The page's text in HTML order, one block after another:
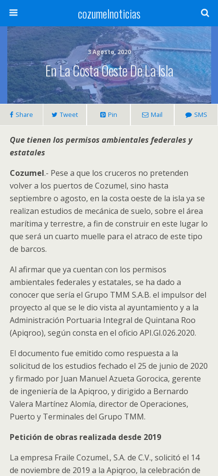
cozumelnoticias
3 Agosto, 2020
En La Costa Oeste De La Isla
Share Tweet Pin Mail SMS
Que tienen los permisos ambientales federales y
estatales
Cozumel.- Pese a que los cruceros no pretenden
volver a los puertos de Cozumel, sino hasta
septiembre o agosto, en la costa oeste de la isla ya se
realizan estudios de mecánica de suelo, sobre el área
marítima y terrestre, a fin de construir en este lugar lo
que será un cuarto muelle para el atraco de este tipo
de barcos.
Al afirmar que ya cuentan con los permisos
ambientales federales y estatales, se ha dado a
conocer que sería el Grupo TMM S.A.B. el impulsor del
proyecto al que se le dio vista al ayuntamiento y a la
Administración Portuaria Integral de Quintana Roo
(Apiqroo), según consta en el oficio API.GI.026.2020.
El documento fue emitido como respuesta a la
solicitud de los estudios fechado el 25 de junio de 2020
y firmado por Juan Manuel Azueta Gorocica, gerente
de ingeniería de la Apiqroo, y dirigido a Bernardo
Valera Martínez Alomía, director de Operaciones,
Puerto y Terminales del Grupo TMM.
Petición de obras realizada desde 2019
La empresa Fraile Cozumel., S.A. de C.V., solicitó el 14
de noviembre de 2019 a la Apiqroo, la celebración de